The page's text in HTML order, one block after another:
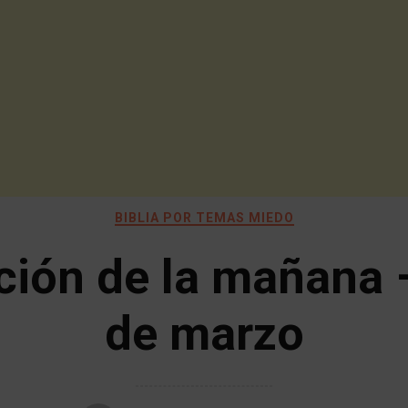
BIBLIA POR TEMAS MIEDO
de la mañana
de marzo